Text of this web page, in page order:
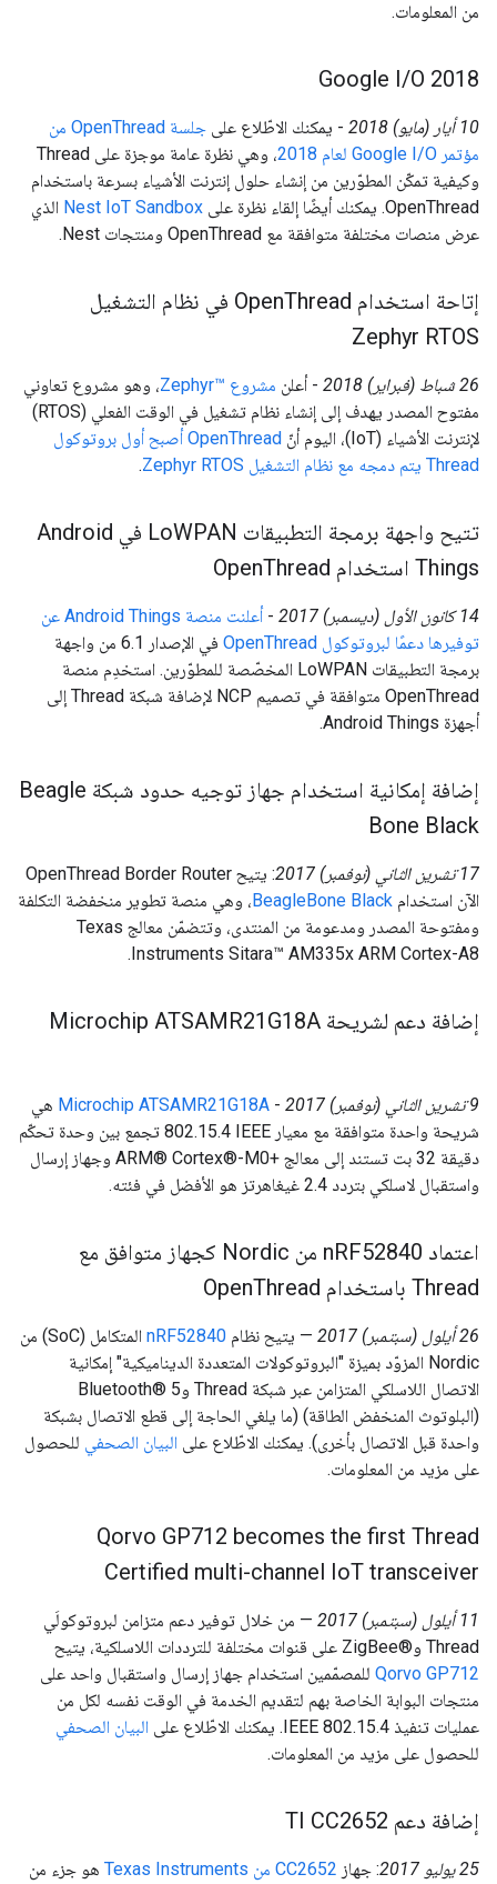
من المعلومات.
Google I/O 2018
‫10 أيار (مايو) 2018 - يمكنك الاطّلاع على
جلسة OpenThread من
مؤتمر Google I/O لعام 2018
، وهي نظرة عامة موجزة على Thread
وكيفية تمكّن المطوّرين من إنشاء حلول إنترنت الأشياء بسرعة باستخدام
OpenThread. يمكنك أيضًا إلقاء نظرة على
Nest IoT Sandbox الذي
عرض منصات مختلفة متوافقة مع OpenThread ومنتجات Nest.
إتاحة استخدام Open
Thread في نظام التشغيل
Zephyr RTOS
‫26 شباط (فبراير) 2018 - أعلن مشروع Zephyr™‎
، وهو مشروع تعاوني
مفتوح المصدر يهدف إلى إنشاء نظام تشغيل في الوقت الفعلي (RTOS)
لإنترنت الأشياء (IoT)، اليوم أنّ
OpenThread أصبح أول بروتوكول
Thread يتم دمجه مع نظام التشغيل Zephyr RTOS
.
تتيح واجهة برمجة التطبيقات Lo
WPAN في Android
Things استخدام Open
Thread
‫14 كانون الأول (ديسمبر) 2017 -
أعلنت منصة Android Things عن
توفيرها دعمًا لبروتوكول OpenThread
في الإصدار 6.1 من واجهة
برمجة التطبيقات LoWPAN المخصّصة للمطوّرين. استخدِم منصة
OpenThread متوافقة في تصميم NCP لإضافة شبكة Thread إلى
أجهزة Android Things.
إضافة إمكانية استخدام جهاز توجيه حدود شبكة Beagle
Bone Black
‫17 تشرين الثاني (نوفمبر) 2017
: يتيح OpenThread Border Router
الآن استخدام BeagleBone Black، وهي منصة تطوير منخفضة التكلفة
ومفتوحة المصدر ومدعومة من المنتدى، وتتضمّن معالج Texas
Instruments Sitara™ AM335x ARM Cortex-A8.
إضافة دعم لشريحة Microchip ATSAMR21G18A
‫9 تشرين الثاني (نوفمبر) 2017 -
‫Microchip ATSAMR21G18A هي
شريحة واحدة متوافقة مع معيار IEEE ‫802.15.4 تجمع بين وحدة تحكّم
دقيقة 32 بت تستند إلى معالج ARM® Cortex®-M0+‎ وجهاز إرسال
واستقبال لاسلكي بتردد 2.4 غيغاهرتز هو الأفضل في فئته.
اعتماد n
RF52840 من Nordic كجهاز متوافق مع
Thread باستخدام Open
Thread
‫26 أيلول (سبتمبر) 2017 — يتيح نظام nRF52840
المتكامل (SoC) من
Nordic المزوّد بميزة "البروتوكولات المتعددة الديناميكية" إمكانية
الاتصال اللاسلكي المتزامن عبر شبكة Thread وBluetooth® 5
(البلوتوث المنخفض الطاقة) (ما يلغي الحاجة إلى قطع الاتصال بشبكة
واحدة قبل الاتصال بأخرى). يمكنك الاطّلاع على البيان الصحفي للحصول
على مزيد من المعلومات.
Qorvo GP712 becomes the first Thread
Certified multi-channel IoT transceiver
‫11 أيلول (سبتمبر) 2017
— من خلال توفير دعم متزامن لبروتوكولَي
Thread وZigBee®‎ على قنوات مختلفة للترددات اللاسلكية، يتيح
Qorvo GP712 للمصمّمين استخدام جهاز إرسال واستقبال واحد على
منتجات البوابة الخاصة بهم لتقديم الخدمة في الوقت نفسه لكل من
عمليات تنفيذ IEEE 802.15.4. يمكنك الاطّلاع على
البيان الصحفي
للحصول على مزيد من المعلومات.
إضافة دعم TI CC2652
‫25 يوليو 2017 : جهاز CC2652 من Texas Instruments
هو جزء من